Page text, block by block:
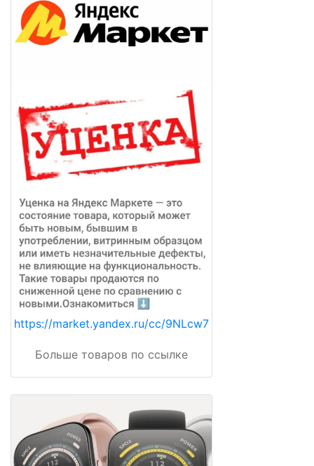
https://market.yandex.ru/cc/9NLcw7
Больше товаров по ссылке